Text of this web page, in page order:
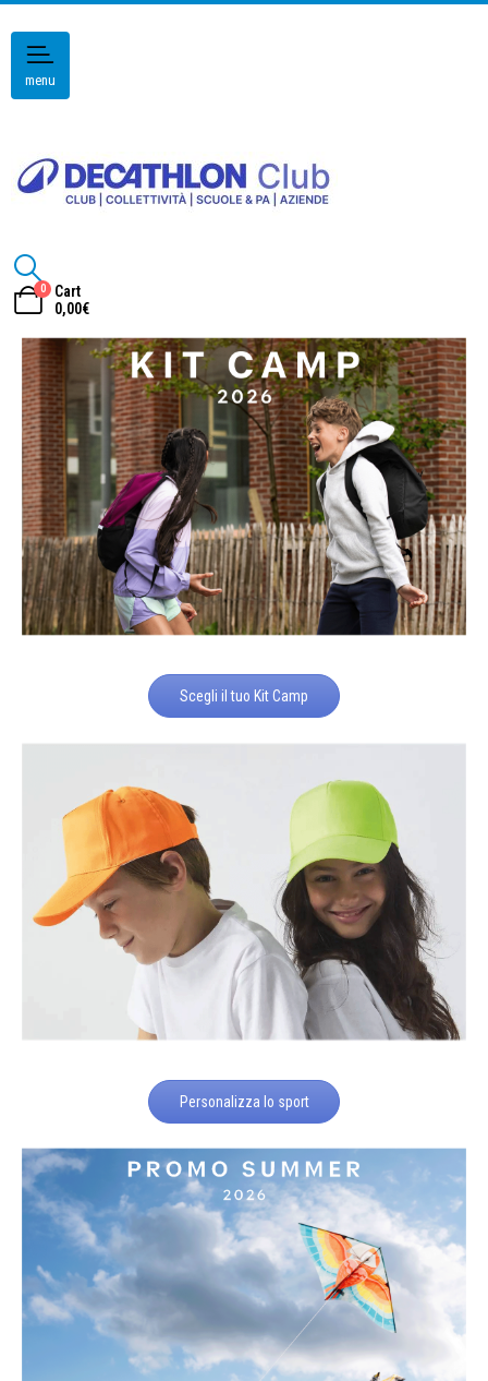
menu
0
Cart
0,00€
Scegli il tuo Kit Camp
Personalizza lo sport